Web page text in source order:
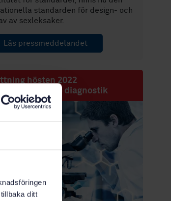
ditt
standarden för design- och
av sexleksaker.
Läs pressmeddelandet
hösten 2022
och in vitro diagnostik